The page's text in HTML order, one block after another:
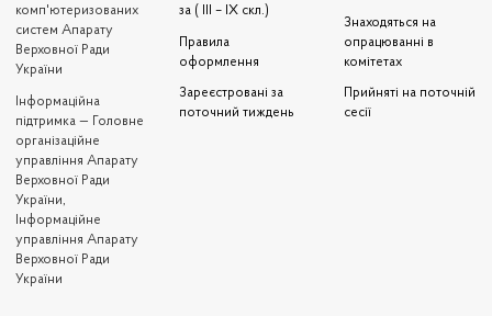
комп'ютеризованих
систем Апарату
Верховної Ради
України
Iнформаційна
підтримка — Головне
організаційне
управління Апарату
Верховної Ради
України,
Інформаційне
управління Апарату
Верховної Ради
України
за ( III – IX скл.)
Правила
оформлення
Зареєстровані за
поточний тиждень
Знаходяться на
опрацюванні в
комітетах
Прийняті на поточній
сесії